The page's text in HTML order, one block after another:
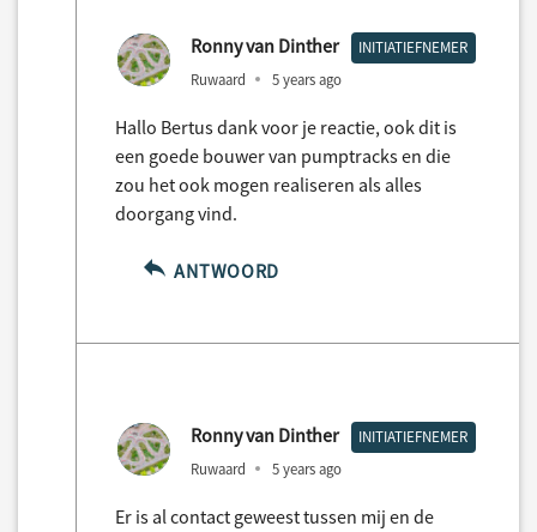
Ronny van Dinther INITIATIEFNEMER
Ruwaard 5 years ago
Hallo Bertus dank voor je reactie, ook dit is
een goede bouwer van pumptracks en die
zou het ook mogen realiseren als alles
doorgang vind.
ANTWOORD
Ronny van Dinther INITIATIEFNEMER
Ruwaard 5 years ago
Er is al contact geweest tussen mij en de